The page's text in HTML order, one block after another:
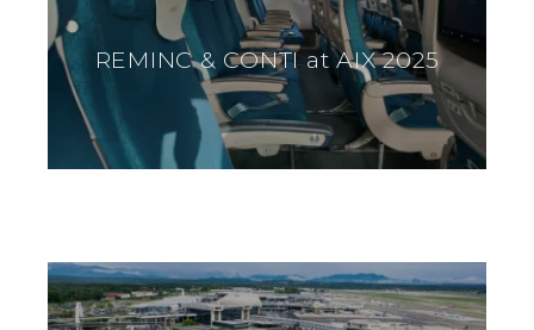
REMINC & CONTI at AIX 2025